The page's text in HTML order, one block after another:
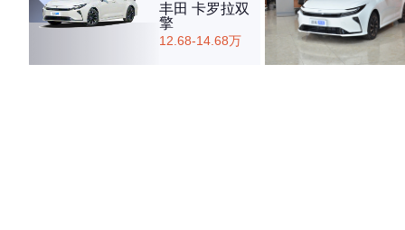
丰田 卡罗拉双
擎
12.68-14.68万